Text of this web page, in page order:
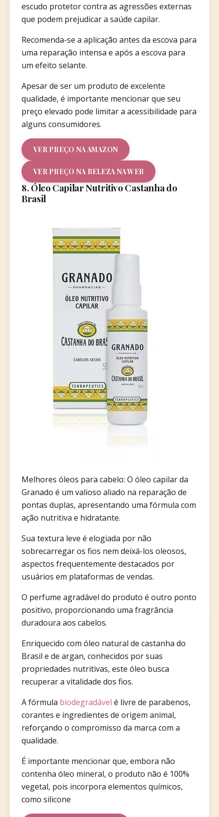
escudo protetor contra as agressões externas
que podem prejudicar a saúde capilar.
Recomenda-se a aplicação antes da escova para
uma reparação intensa e após a escova para
um efeito selante.
Apesar de ser um produto de excelente
qualidade, é importante mencionar que seu
preço elevado pode limitar a acessibilidade para
alguns consumidores.
VER PREÇO NA AMAZON
VER PREÇO NA BELEZA NA WEB
8. Óleo Capilar Nutritivo Castanha do
Brasil
Melhores óleos para cabelo: O óleo capilar da
Granado é um valioso aliado na reparação de
pontas duplas, apresentando uma fórmula com
ação nutritiva e hidratante.
Sua textura leve é elogiada por não
sobrecarregar os fios nem deixá-los oleosos,
aspectos frequentemente destacados por
usuários em plataformas de vendas.
O perfume agradável do produto é outro ponto
positivo, proporcionando uma fragrância
duradoura aos cabelos.
Enriquecido com óleo natural de castanha do
Brasil e de argan, conhecidos por suas
propriedades nutritivas, este óleo busca
recuperar a vitalidade dos fios.
A fórmula biodegradável é livre de parabenos,
corantes e ingredientes de origem animal,
reforçando o compromisso da marca com a
qualidade.
É importante mencionar que, embora não
contenha óleo mineral, o produto não é 100%
vegetal, pois incorpora elementos químicos,
como silicone